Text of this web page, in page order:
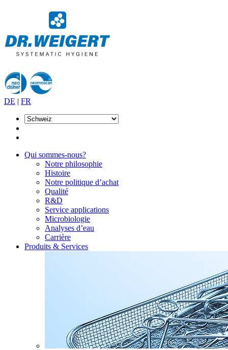
DE | FR
Qui sommes-nous?
Notre philosophie
Histoire
Notre politique d’achat
Qualité
R&D
Service applications
Microbiologie
Analyses d’eau
Carrière
Produits & Services